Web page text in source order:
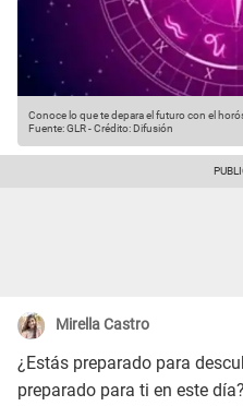
Conoce lo que te depara el futuro con el
Fuente: GLR-Crédito: Difusión
Mirella Castro
¿Estás preparado para
preparado para ti en este